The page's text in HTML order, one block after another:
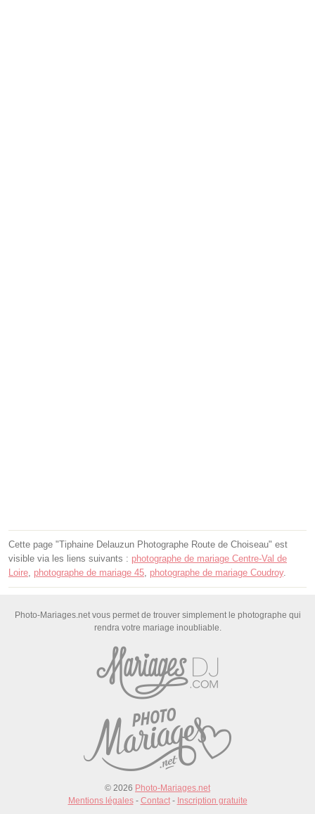
Cette page "Tiphaine Delauzun Photographe Route de Choiseau" est
visible via les liens suivants : photographe de mariage Centre-Val de
Loire photographe de mariage 45 photographe de mariage Coudroy.
Photo-Mariages.net vous permet de trouver simplement le photographe qui
rendra votre mariage inoubliable.
© 2026 Photo-Mariages.net
Mentions légales- Contact- Inscription gratuite